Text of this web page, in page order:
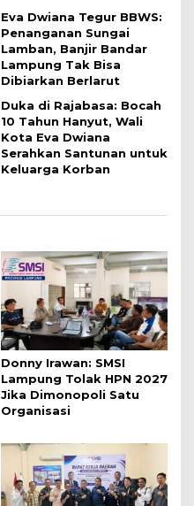
Eva Dwiana Tegur BBWS:
Penanganan Sungai
Lamban, Banjir Bandar
Lampung Tak Bisa
Dibiarkan Berlarut
Duka di Rajabasa: Bocah
10 Tahun Hanyut, Wali
Kota Eva Dwiana
Serahkan Santunan untuk
Keluarga Korban
Donny Irawan: SMSI
Lampung Tolak HPN 2027
Jika Dimonopoli Satu
Organisasi